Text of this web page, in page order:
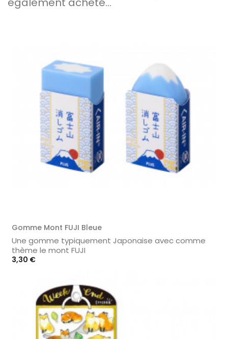
Gomme Mont FUJI Bleue
Une gomme typiquement Japonaise avec comme
thème le mont FUJI
Prix
3,30 €